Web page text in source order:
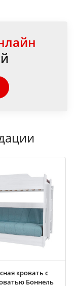
кровать с
Боннель